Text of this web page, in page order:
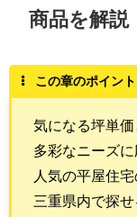
商品を解説
この章のポイント
気になる坪単
多彩なニーズ
人気の平屋住
三重県内で探